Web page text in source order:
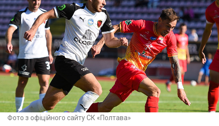
Фото з офіційного сайту СК «Полтава»